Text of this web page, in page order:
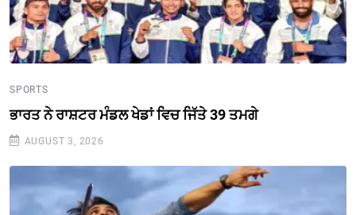
SPORTS
ਭਾਰਤ ਨੇ ਰਾਸ਼ਟਰ ਮੰਡਲ ਖੇਡਾਂ ਵਿਚ ਜਿੱਤੇ 39 ਤਮਗੇ
AUGUST 3, 2026